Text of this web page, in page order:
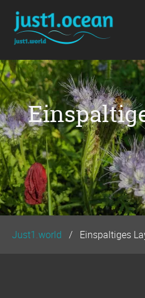
Navigation
überspringen
Just1.world Einspaltiges